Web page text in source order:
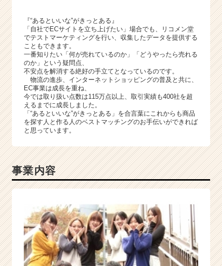
a
r
e
e
r）
『“あるといいな”がきっとある』
「自社でECサイトを立ち上げたい」場合でも、リコメン堂
でテストマーケティングを行い、収集したデータを提供する
こともできます。
一番知りたい「何が売れているのか」「どうやったら売れる
のか」という疑問点、
不安点を解消する絶好の手立てとなっているのです。
物流の進歩、インターネットショッピングの普及と共に、
EC事業は成長を重ね、
今では取り扱い点数は115万点以上、取引実績も400社を超
えるまでに成長しました。
「“あるといいな”がきっとある」を合言葉にこれからも商品
を探す人と作る人のベストマッチングのお手伝いができれば
と思っています。
事業内容